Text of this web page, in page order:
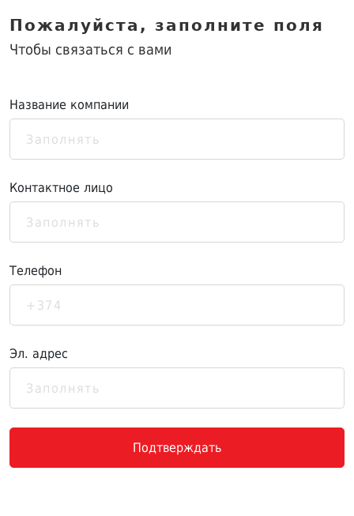
Пожалуйста, заполните поля
Чтобы связаться с вами
Название компании
Контактное лицо
Телефон
Эл. адрес
Подтверждать